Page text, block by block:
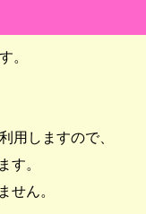
。
用しますので、
す。
せん。